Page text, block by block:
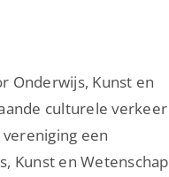
Onderwijs, Kunst en
culturele verkeer
een
Kunst en Wetenschap